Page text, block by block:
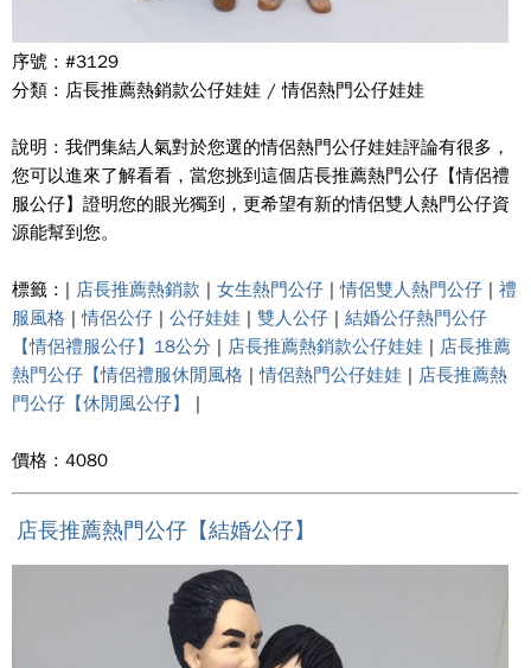
序號 : #3129
分類 : 店長推薦熱銷款公仔娃娃 / 情侶熱門公仔娃娃
說明 : 我們集結人氣對於您選的情侶熱門公仔娃娃評論有很多，
您可以進來了解看看，當您挑到這個店長推薦熱門公仔【情侶禮
服公仔】證明您的眼光獨到，更希望有新的情侶雙人熱門公仔資
源能幫到您。
標籤 : | 店長推薦熱銷款 | 女生熱門公仔 |情侶雙人熱門公仔 | 禮
服風格 |情侶公仔 | 公仔娃娃 | 雙人公仔 | 結婚公仔熱門公仔
【情侶禮服公仔】18公分 | 店長推薦熱銷款公仔娃娃 | 店長推薦
熱門公仔【情侶禮服休閒風格 |情侶熱門公仔娃娃 | 店長推薦熱
門公仔【休閒風公仔】
|
價格 : 4080
店長推薦熱門公仔【結婚公仔】